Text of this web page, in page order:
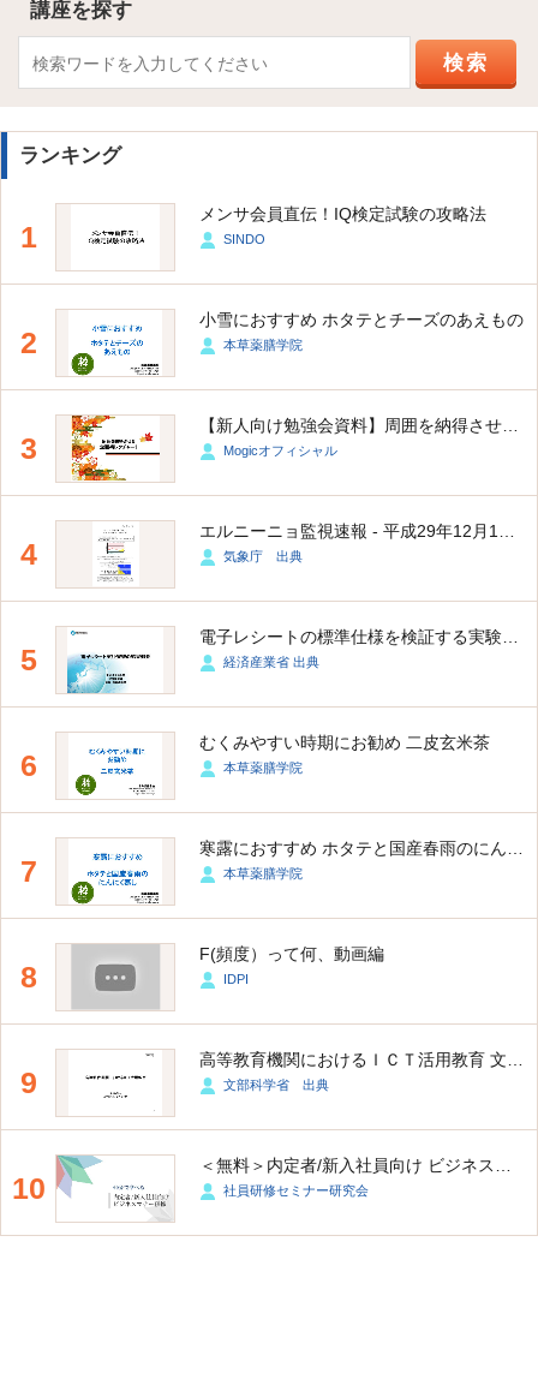
講座を探す
ランキング
1
メンサ会員直伝！IQ検定試験の攻略法
SINDO
2
小雪におすすめ ホタテとチーズのあえもの
本草薬膳学院
3 Mogicオフィシャル
4 気象庁 出典
5 経済産業省 出典
6
むくみやすい時期にお勧め 二皮玄米茶
本草薬膳学院
7 本草薬膳学院
8
F(頻度）って何、動画編
IDPI
9 文部科学省 出典
10 社員研修セミナー研究会